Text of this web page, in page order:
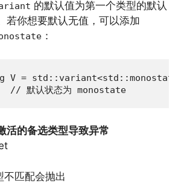
的默认值为第一个类型的默认
若你想要默认无值，可以添加
：
V =
// 默认状态为 monostate
活的备选类型导致异常
不匹配会抛出